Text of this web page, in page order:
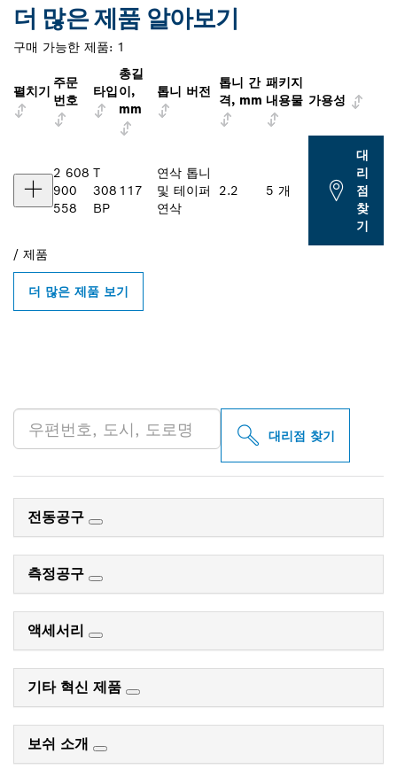
더 많은 제품 알아보기
구매 가능한 제품: 1
펼치기
주문
번호
타입
총길
이,
mm
톱니 버전
톱니 간
격, mm
패키지
내용물 가용성
2 608
900
558
T
308
BP
117
연삭 톱니
및 테이퍼
연삭
2.2 5 개
대
리
점
찾
기
/ 제품
더 많은 제품 보기
대리점 찾기
전동공구
측정공구
액세서리
기타 혁신 제품
보쉬 소개